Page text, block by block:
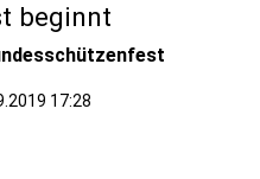
beginnt
17:28